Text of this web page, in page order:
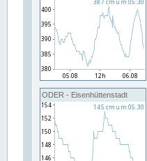
ODER - Eisenhüttenstadt